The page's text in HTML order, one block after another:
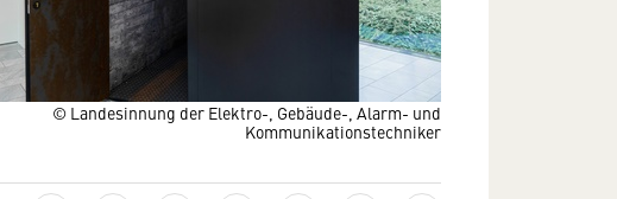
© Landesinnung der Elektro-, Gebäude-, Alarm- und
Kommunikationstechniker